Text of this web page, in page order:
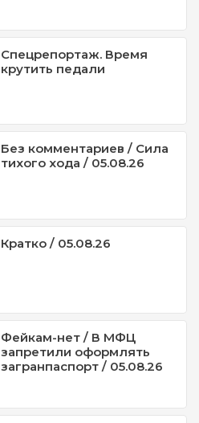
Спецрепортаж. Время
крутить педали
Без комментариев / Сила
тихого хода / 05.08.26
Кратко / 05.08.26
Фейкам-нет / В МФЦ
запретили оформлять
загранпаспорт / 05.08.26